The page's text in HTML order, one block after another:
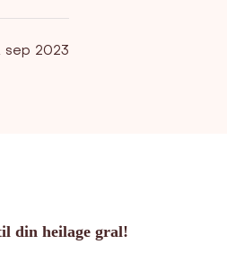
sep 2023
din heilage gral!